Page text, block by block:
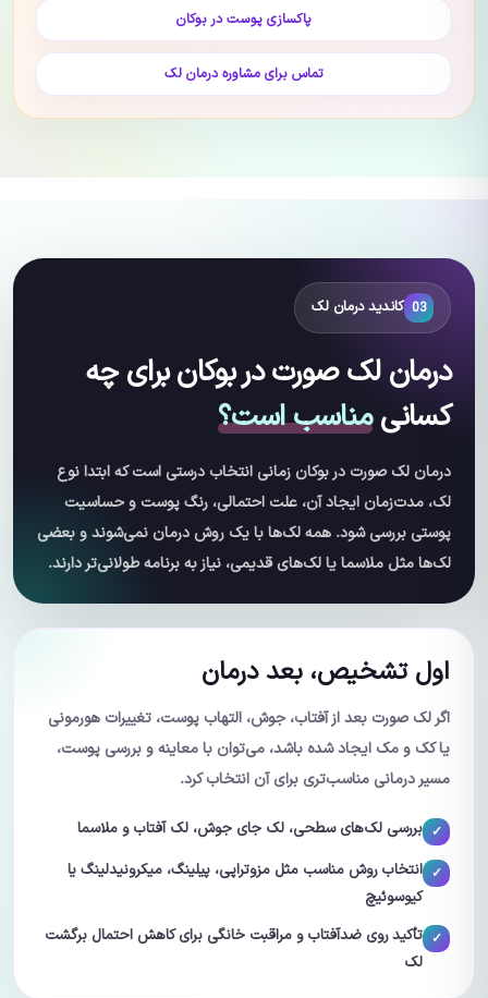
پاکسازی پوست در بوکان
تماس برای مشاوره درمان لک
03 کاندید درمان لک
درمان لک صورت در بوکان برای چه
کسانیمناسب است؟
درمان لک صورت در بوکان زمانی انتخاب درستی است که ابتدا نوع
لک، مدت‌زمان ایجاد آن، علت احتمالی، رنگ پوست و حساسیت
پوستی بررسی شود. همه لک‌ها با یک روش درمان نمی‌شوند و بعضی
لک‌ها مثل ملاسما یا لک‌های قدیمی، نیاز به برنامه طولانی‌تر دارند.
اول تشخیص، بعد درمان
اگر لک صورت بعد از آفتاب، جوش، التهاب پوست، تغییرات هورمونی
یا کک و مک ایجاد شده باشد، می‌توان با معاینه و بررسی پوست،
مسیر درمانی مناسب‌تری برای آن انتخاب کرد.
بررسی لک‌های سطحی، لک جای جوش، لک آفتاب و ملاسما
انتخاب روش مناسب مثل مزوتراپی، پیلینگ، میکرونیدلینگ یا
کیوسوئیچ
تأکید روی ضدآفتاب و مراقبت خانگی برای کاهش احتمال برگشت
لک